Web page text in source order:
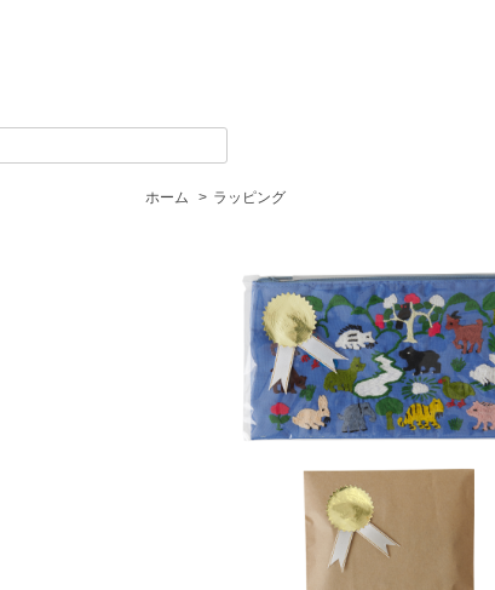
ホーム > ラッピング